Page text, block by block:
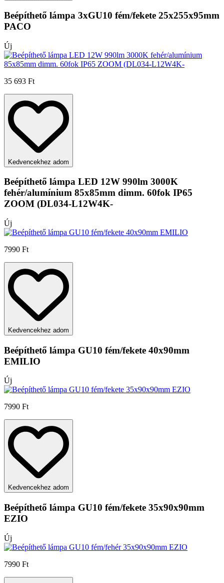
Beépíthető lámpa 3xGU10 fém/fekete 25x255x95mm
PACO
Új
35 693 Ft
Kedvencekhez adom
Beépíthető lámpa LED 12W 990lm 3000K
fehér/alumínium 85x85mm dimm. 60fok IP65
ZOOM (DL034-L12W4K-
Új
7990 Ft
Kedvencekhez adom
Beépíthető lámpa GU10 fém/fekete 40x90mm
EMILIO
Új
7990 Ft
Kedvencekhez adom
Beépíthető lámpa GU10 fém/fekete 35x90x90mm
EZIO
Új
7990 Ft